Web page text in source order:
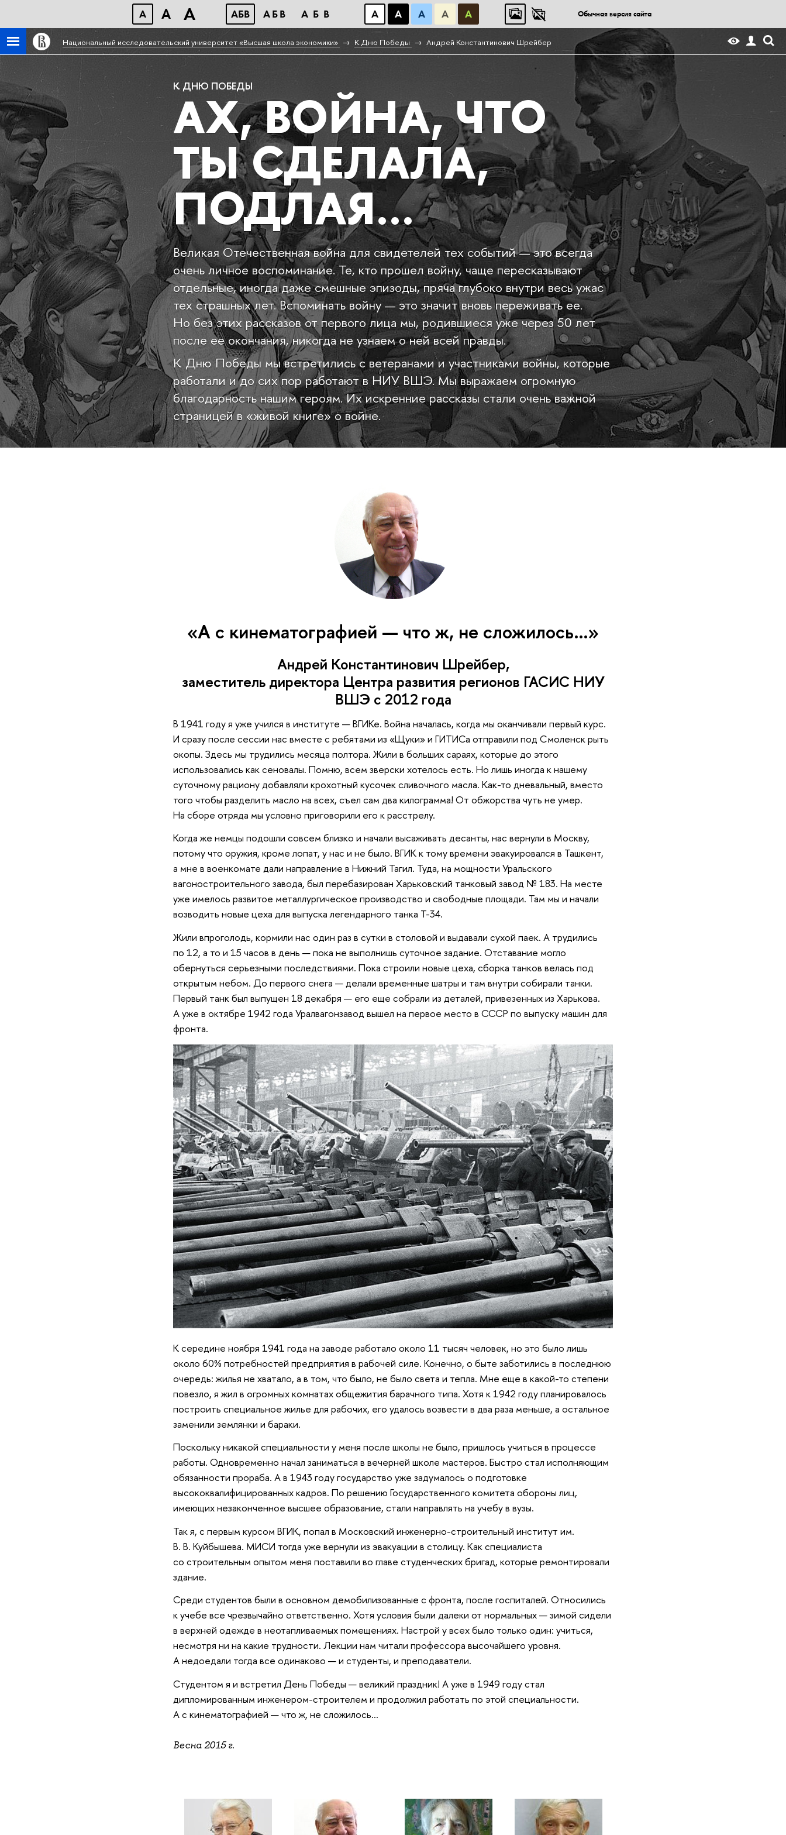
A A A АБB АБB АБB А А А А А Обычная версия сайта
Национальный исследовательский университет «Высшая школа экономики» К Дню Победы Андрей Константинович Шрейбер
К ДНЮ ПОБЕДЫ
АХ, ВОЙНА, ЧТО
ТЫ СДЕЛАЛА,
ПОДЛАЯ…
Великая Отечественная война для свидетелей тех событий — это всегда
очень личное воспоминание. Те, кто прошел войну, чаще пересказывают
отдельные, иногда даже смешные эпизоды, пряча глубоко внутри весь ужас
тех страшных лет. Вспоминать войну — это значит вновь переживать ее.
Но без этих рассказов от первого лица мы, родившиеся уже через 50 лет
после ее окончания, никогда не узнаем о ней всей правды.
К Дню Победы мы встретились с ветеранами и участниками войны, которые
работали и до сих пор работают в НИУ ВШЭ. Мы выражаем огромную
благодарность нашим героям. Их искренние рассказы стали очень важной
страницей в «живой книге» о войне.
«А с кинематографией — что ж, не сложилось…»
Андрей Константинович Шрейбер,
заместитель директора Центра развития регионов ГАСИС НИУ
ВШЭ с 2012 года
В 1941 году я уже учился в институте — ВГИКе. Война началась, когда мы оканчивали первый курс.
И сразу после сессии нас вместе с ребятами из «Щуки» и ГИТИСа отправили под Смоленск рыть
окопы. Здесь мы трудились месяца полтора. Жили в больших сараях, которые до этого
использовались как сеновалы. Помню, всем зверски хотелось есть. Но лишь иногда к нашему
суточному рациону добавляли крохотный кусочек сливочного масла. Как-то дневальный, вместо
того чтобы разделить масло на всех, съел сам два килограмма! От обжорства чуть не умер.
На сборе отряда мы условно приговорили его к расстрелу.
Когда же немцы подошли совсем близко и начали высаживать десанты, нас вернули в Москву,
потому что оружия, кроме лопат, у нас и не было. ВГИК к тому времени эвакуировался в Ташкент,
а мне в военкомате дали направление в Нижний Тагил. Туда, на мощности Уральского
вагоностроительного завода, был перебазирован Харьковский танковый завод № 183. На месте
уже имелось развитое металлургическое производство и свободные площади. Там мы и начали
возводить новые цеха для выпуска легендарного танка Т-34.
Жили впроголодь, кормили нас один раз в сутки в столовой и выдавали сухой паек. А трудились
по 12, а то и 15 часов в день — пока не выполнишь суточное задание. Отставание могло
обернуться серьезными последствиями. Пока строили новые цеха, сборка танков велась под
открытым небом. До первого снега — делали временные шатры и там внутри собирали танки.
Первый танк был выпущен 18 декабря — его еще собрали из деталей, привезенных из Харькова.
А уже в октябре 1942 года Уралвагонзавод вышел на первое место в СССР по выпуску машин для
фронта.
К середине ноября 1941 года на заводе работало около 11 тысяч человек, но это было лишь
около 60% потребностей предприятия в рабочей силе. Конечно, о быте заботились в последнюю
очередь: жилья не хватало, а в том, что было, не было света и тепла. Мне еще в какой-то степени
повезло, я жил в огромных комнатах общежития барачного типа. Хотя к 1942 году планировалось
построить специальное жилье для рабочих, его удалось возвести в два раза меньше, а остальное
заменили землянки и бараки.
Поскольку никакой специальности у меня после школы не было, пришлось учиться в процессе
работы. Одновременно начал заниматься в вечерней школе мастеров. Быстро стал исполняющим
обязанности прораба. А в 1943 году государство уже задумалось о подготовке
высококвалифицированных кадров. По решению Государственного комитета обороны лиц,
имеющих незаконченное высшее образование, стали направлять на учебу в вузы.
Так я, с первым курсом ВГИК, попал в Московский инженерно-строительный институт им.
В. В. Куйбышева. МИСИ тогда уже вернули из эвакуации в столицу. Как специалиста
со строительным опытом меня поставили во главе студенческих бригад, которые ремонтировали
здание.
Среди студентов были в основном демобилизованные с фронта, после госпиталей. Относились
к учебе все чрезвычайно ответственно. Хотя условия были далеки от нормальных — зимой сидели
в верхней одежде в неотапливаемых помещениях. Настрой у всех было только один: учиться,
несмотря ни на какие трудности. Лекции нам читали профессора высочайшего уровня.
А недоедали тогда все одинаково — и студенты, и преподаватели.
Студентом я и встретил День Победы — великий праздник! А уже в 1949 году стал
дипломированным инженером-строителем и продолжил работать по этой специальности.
А с кинематографией — что ж, не сложилось...
Весна 2015 г.